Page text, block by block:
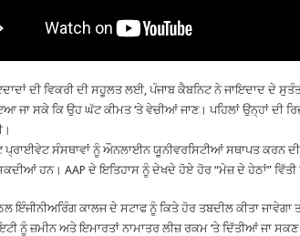
ਦੀ ਵਿਕਰੀ ਦੀ ਸਹੂਲਤ ਲਈ, ਪੰਜਾਬ ਕੈਬਨਿਟ ਨੇ ਜਾਇਦਾਦ ਦੇ
ਜਾ ਸਕੇ ਕਿ ਉਹ ਘੱਟ ਕੀਮਤ ‘ਤੇ ਵੇਚੀਆਂ ਜਾਣ। ਪਹਿਲਾਂ ਉਨ੍ਹਾਂ ਦੀ
ਪ੍ਰਾਈਵੇਟ ਸੰਸਥਾਵਾਂ ਨੂੰ ਔਨਲਾਈਨ ਯੂਨੀਵਰਸਿਟੀਆਂ ਸਥਾਪਤ ਕਰਨ
ਹਨ। AAP ਦੇ ਇਤਿਹਾਸ ਨੂੰ ਦੇਖਦੇ ਹੋਏ ਹੋਰ “ਮੇਜ਼ ਦੇ ਹੇਠਾਂ” ਵਿੱਤੀ
ਇੰਜੀਨੀਅਰਿੰਗ ਕਾਲਜ ਦੇ ਸਟਾਫ ਨੂੰ ਕਿਤੇ ਹੋਰ ਤਬਦੀਲ ਕੀਤਾ
ਨੂੰ ਜ਼ਮੀਨ ਅਤੇ ਇਮਾਰਤਾਂ ਨਾਮਾਤਰ ਲੀਜ਼ ਰਕਮ ‘ਤੇ ਦਿੱਤੀਆਂ ਜਾ